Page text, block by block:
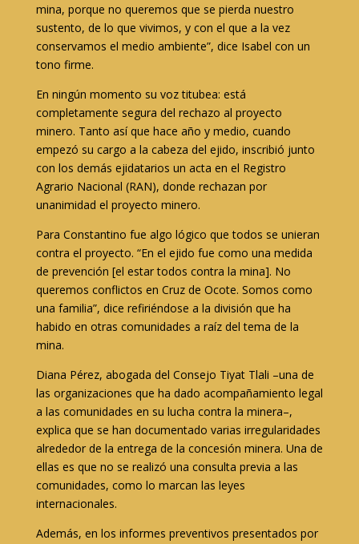
mina, porque no queremos que se pierda nuestro
sustento, de lo que vivimos, y con el que a la vez
conservamos el medio ambiente”, dice Isabel con un
tono firme.
En ningún momento su voz titubea: está
completamente segura del rechazo al proyecto
minero. Tanto así que hace año y medio, cuando
empezó su cargo a la cabeza del ejido, inscribió junto
con los demás ejidatarios un acta en el Registro
Agrario Nacional (RAN), donde rechazan por
unanimidad el proyecto minero.
Para Constantino fue algo lógico que todos se unieran
contra el proyecto. “En el ejido fue como una medida
de prevención [el estar todos contra la mina]. No
queremos conflictos en Cruz de Ocote. Somos como
una familia”, dice refiriéndose a la división que ha
habido en otras comunidades a raíz del tema de la
mina.
Diana Pérez, abogada del Consejo Tiyat Tlali –una de
las organizaciones que ha dado acompañamiento legal
a las comunidades en su lucha contra la minera–,
explica que se han documentado varias irregularidades
alrededor de la entrega de la concesión minera. Una de
ellas es que no se realizó una consulta previa a las
comunidades, como lo marcan las leyes
internacionales.
Además, en los informes preventivos presentados por